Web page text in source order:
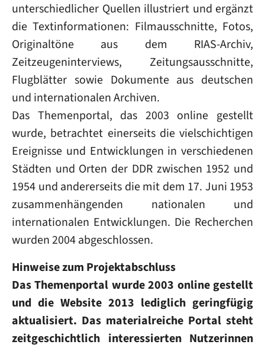
unterschiedlicher Quellen illustriert und ergänzt
die Textinformationen: Filmausschnitte, Fotos,
Originaltöne aus dem RIAS-Archiv,
Zeitzeugeninterviews, Zeitungsausschnitte,
Flugblätter sowie Dokumente aus deutschen
und internationalen Archiven.
Das Themenportal, das 2003 online gestellt
wurde, betrachtet einerseits die vielschichtigen
Ereignisse und Entwicklungen in verschiedenen
Städten und Orten der DDR zwischen 1952 und
1954 und andererseits die mit dem 17. Juni 1953
zusammenhängenden nationalen und
internationalen Entwicklungen. Die Recherchen
wurden 2004 abgeschlossen.
Hinweise zum Projektabschluss
Das Themenportal wurde 2003 online gestellt
und die Website 2013 lediglich geringfügig
aktualisiert. Das materialreiche Portal steht
zeitgeschichtlich interessierten Nutzerinnen